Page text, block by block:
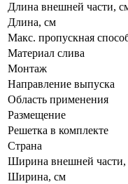
Длина внешней части,
Длина, см
Макс. пропускная
Материал слива
Монтаж
Направление выпуска
Область применения
Размещение
Решетка в комплекте
Страна
Ширина внешней части,
Ширина, см